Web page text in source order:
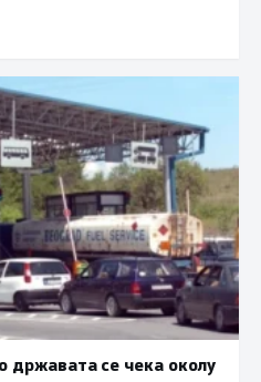
државата се чека околу